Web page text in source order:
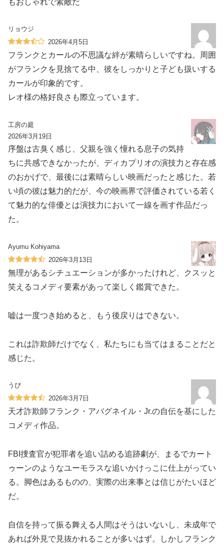
リョウジ
2026年4月5日
フランクとカールの不思議な絆が素晴らしいですね。周囲
がフランクを見捨てる中、彼をしっかりと子ども扱いする
カールが印象的です。
レオ様の格好良さも際立っています。
工房の庭
2026年3月19日
序盤は古臭く感じ、父親を強く憧れる息子の気持
ちに共感できなかったが、ディカプリオの演技力と存在感
のおかげで、最後には素晴らしい映画だったと感じた。若
い頃の彼は魅力的だが、今の映画界で評価されている若く
て魅力的な俳優とは演技力において一線を画す作品だっ
た。
Ayumu Kohiyama
2026年3月13日
無理があるシチュエーションが多かったけれど、クスッと
笑えるコメディ要素があって楽しく鑑賞できた。
嘘は一度つき始めると、もう後戻りはできない。
これは詐欺師だけでなく、私たちにも当てはまることだと
感じた。
うび
2026年3月7日
天才詐欺師フランク・アバグネイル・Jr.の自伝を基にした
コメディ作品。
FBI捜査官が犯罪者を追い詰める追跡劇が、まるでカート
ゥーンのようなユーモラスな追いかけっこに仕上がってい
る。脚色はあるものの、実際の出来事とは信じがたいほど
だ。
自信を持って振る舞える人間はそうはいないし、未成年で
あれば外見で見抜かれることが多いはず。しかしフランク